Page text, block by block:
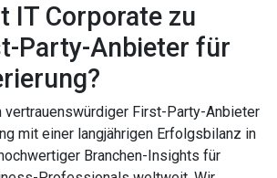
IT Corporate zu
Party-Anbieter für
vertrauenswürdiger First-Party-Anbieter
mit einer langjährigen Erfolgsbilanz in
Branchen-Insights für